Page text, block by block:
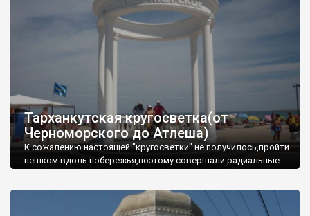
Тарханкутская кругосветка(от
Черноморского до Атлеша)
К сожалению настоящей "кругосветки" не получилось,пройти
пешком вдоль побережья,поэтому совершали радиальные